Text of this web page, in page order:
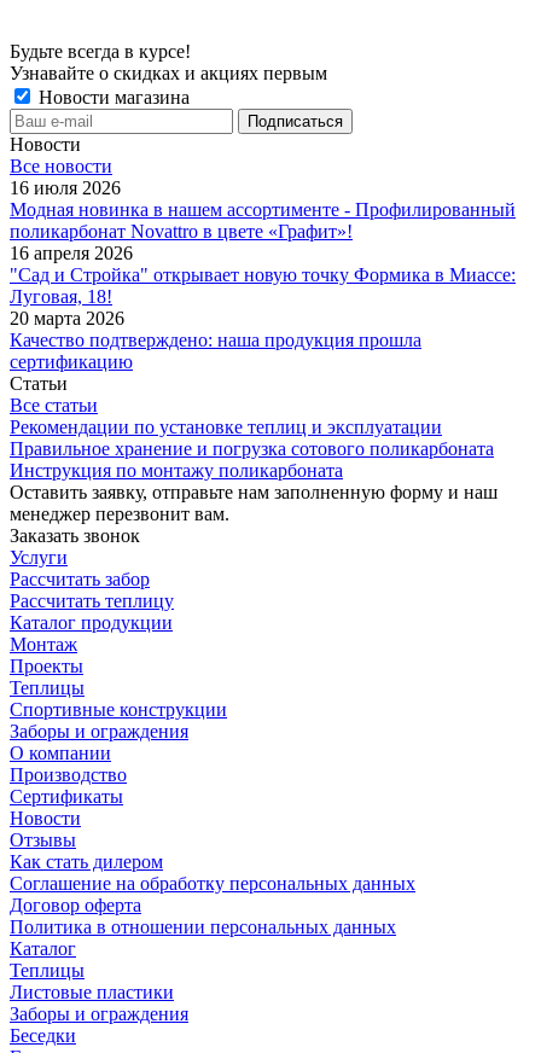
Будьте всегда в курсе!
Узнавайте о скидках и акциях первым
Новости магазина
Новости
Все новости
16 июля 2026
Модная новинка в нашем ассортименте - Профилированный
поликарбонат Novattro в цвете «Графит»!
16 апреля 2026
"Сад и Стройка" открывает новую точку Формика в Миассе:
Луговая, 18!
20 марта 2026
Качество подтверждено: наша продукция прошла
сертификацию
Статьи
Все статьи
Рекомендации по установке теплиц и эксплуатации
Правильное хранение и погрузка сотового поликарбоната
Инструкция по монтажу поликарбоната
Оставить заявку, отправьте нам заполненную форму и наш
менеджер перезвонит вам.
Заказать звонок
Услуги
Рассчитать забор
Рассчитать теплицу
Каталог продукции
Монтаж
Проекты
Теплицы
Спортивные конструкции
Заборы и ограждения
О компании
Производство
Сертификаты
Новости
Отзывы
Как стать дилером
Соглашение на обработку персональных данных
Договор оферта
Политика в отношении персональных данных
Каталог
Теплицы
Листовые пластики
Заборы и ограждения
Беседки